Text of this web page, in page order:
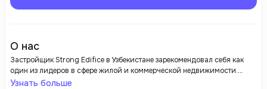
О нас
Застройщик Strong Edifice в Узбекистане зарекомендовал себя как
один из лидеров в сфере жилой и коммерческой недвижимости.
Компания активно участвует в реализации проектов, направленных
Узнать больше